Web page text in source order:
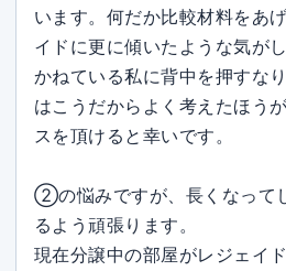
います。何だか比較材料をあ
イドに更に傾いたような気が
かねている私に背中を押すな
はこうだからよく考えたほう
スを頂けると幸いです。
②の悩みですが、長くなって
るよう頑張ります。
現在分譲中の部屋がレジェイ